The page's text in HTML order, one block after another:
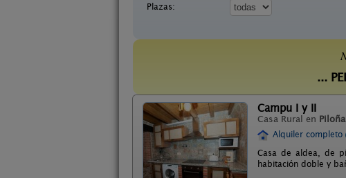
Plazas:
...
Campu I y II
Casa Rural en Piloña
Alquiler completo
Casa de aldea, de
habitación doble y